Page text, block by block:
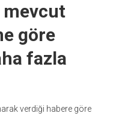
mevcut
göre
fazla
verdiği habere göre